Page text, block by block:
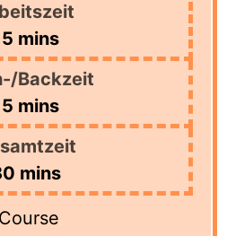
minutes
mins
Backzeit
minutes
mins
minutes
mins